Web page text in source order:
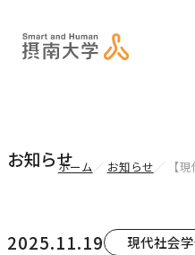
ホーム お知らせ 【
お知らせ
2025.11.19 現代社会